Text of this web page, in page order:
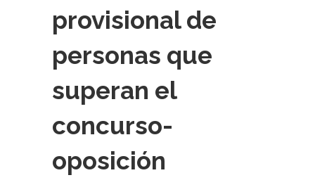
provisional de
personas que
superan el
concurso-
oposición